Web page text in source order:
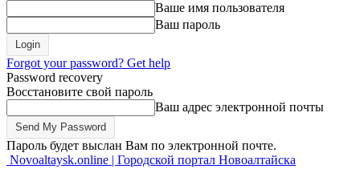
Ваше имя пользователя
Ваш пароль
Forgot your password? Get help
Password recovery
Восстановите свой пароль
Ваш адрес электронной почты
Пароль будет выслан Вам по электронной почте.
Novoaltaysk.online | Городской портал Новоалтайска